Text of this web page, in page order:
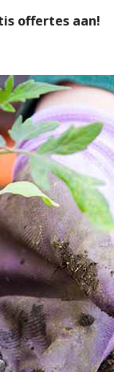
offertes aan!